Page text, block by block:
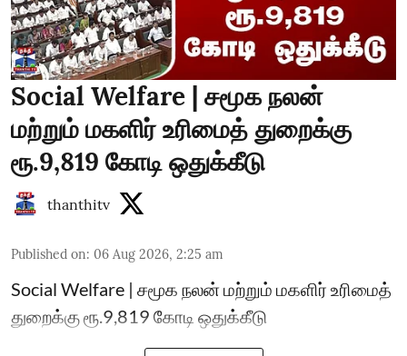
Social Welfare | சமூக நலன்
மற்றும் மகளிர் உரிமைத் துறைக்கு
ரூ.9,819 கோடி ஒதுக்கீடு
thanthitv
Published on: 06 Aug 2026, 2:25 am
Social Welfare | சமூக நலன் மற்றும் மகளிர் உரிமைத்
துறைக்கு ரூ.9,819 கோடி ஒதுக்கீடு